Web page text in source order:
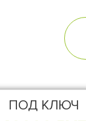
ПОД КЛЮЧ